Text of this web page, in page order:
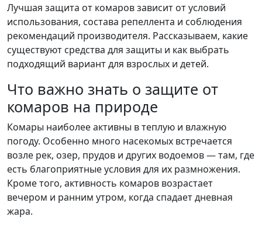
Лучшая защита от комаров зависит от условий
использования, состава репеллента и соблюдения
рекомендаций производителя. Рассказываем, какие
существуют средства для защиты и как выбрать
подходящий вариант для взрослых и детей.
Что важно знать о защите от
комаров на природе
Комары наиболее активны в теплую и влажную
погоду. Особенно много насекомых встречается
возле рек, озер, прудов и других водоемов — там, где
есть благоприятные условия для их размножения.
Кроме того, активность комаров возрастает
вечером и ранним утром, когда спадает дневная
жара.